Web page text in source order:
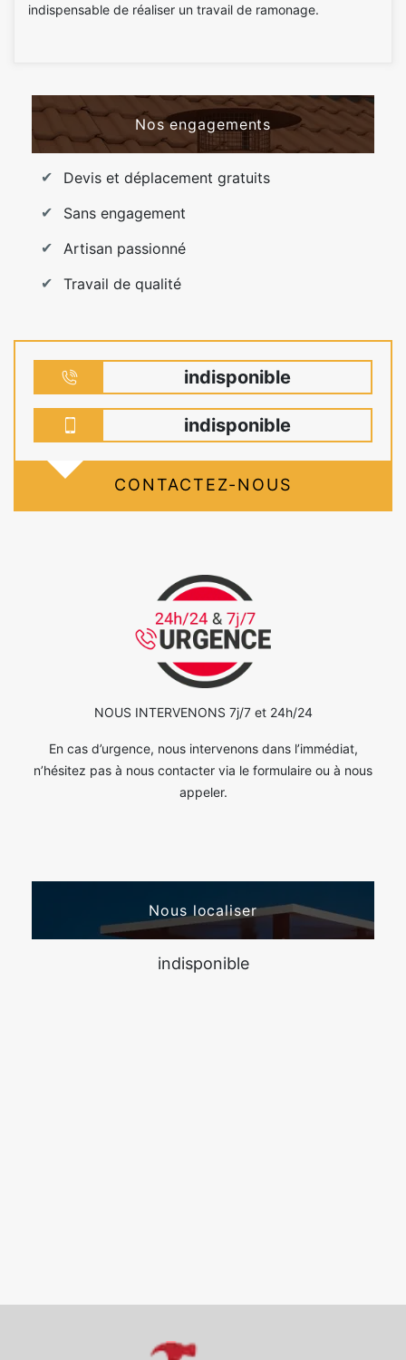
indispensable de réaliser un travail de ramonage.
Nos engagements
Devis et déplacement gratuits
Sans engagement
Artisan passionné
Travail de qualité
indisponible
indisponible
CONTACTEZ-NOUS
NOUS INTERVENONS 7j/7 et 24h/24
En cas d’urgence, nous intervenons dans l’immédiat,
n’hésitez pas à nous contacter via le formulaire ou à nous
appeler.
Nous localiser
indisponible